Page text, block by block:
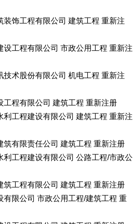
装饰工程有限公司 建筑工程 重新注
设工程有限公司 市政公用工程 重新注
技术股份有限公司 机电工程 重新注
工程有限公司 建筑工程 重新注册
利工程建设有限公司 建筑工程 重新注
筑有限责任公司 建筑工程 重新注册
利工程建设有限公司 公路工程/市政公
筑工程有限公司 建筑工程 重新注册
有限公司 市政公用工程/建筑工程 重